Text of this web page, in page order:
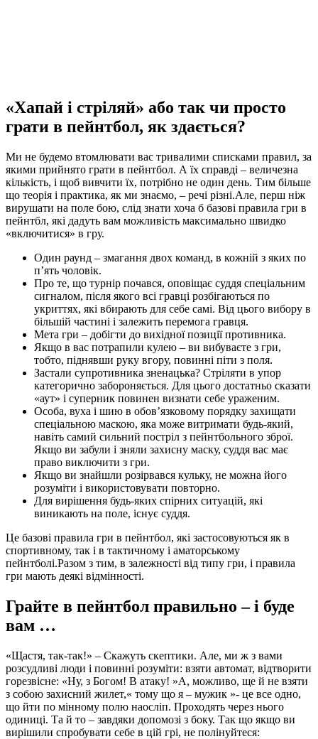
«Хапай і стріляй» або так чи просто
грати в пейнтбол, як здається?
Ми не будемо втомлювати вас тривалими списками правил, за
якими прийнято грати в пейнтбол. А їх справді – величезна
кількість, і щоб вивчити їх, потрібно не один день. Тим більше
що теорія і практика, як ми знаємо, – речі різні.Але, перш ніж
вирушати на поле бою, слід знати хоча б базові правила гри в
пейнтбл, які дадуть вам можливість максимально швидко
«включитися» в гру.
Один раунд – змагання двох команд, в кожній з яких по
п’ять чоловік.
Про те, що турнір почався, оповіщає суддя спеціальним
сигналом, після якого всі гравці розбігаються по
укриттях, які вбирають для себе самі. Від цього вибору в
більшій частині і залежить перемога гравця.
Мета гри – добігти до вихідної позиції противника.
Якщо в вас потрапили кулею – ви вибуваєте з гри,
тобто, піднявши руку вгору, повинні піти з поля.
Застали супротивника зненацька? Стріляти в упор
категорично забороняється. Для цього достатньо сказати
«аут» і суперник повинен визнати себе ураженим.
Особа, вуха і шию в обов’язковому порядку захищати
спеціальною маскою, яка може витримати будь-який,
навіть самий сильний постріл з пейнтбольного зброї.
Якщо ви забули і зняли захисну маску, суддя вас має
право виключити з гри.
Якщо ви знайшли розірвався кульку, не можна його
розуміти і використовувати повторно.
Для вирішення будь-яких спірних ситуацій, які
виникають на поле, існує суддя.
Це базові правила гри в пейнтбол, які застосовуються як в
спортивному, так і в тактичному і аматорському
пейнтболі.Разом з тим, в залежності від типу гри, і правила
гри мають деякі відмінності.
Грайте в пейнтбол правильно – і буде
вам …
«Щастя, так-так!» – Скажуть скептики. Але, ми ж з вами
розсудливі люди і повинні розуміти: взяти автомат, відтворити
горезвісне: «Ну, з Богом! В атаку! »А, можливо, ще й не взяти
з собою захисний жилет,« тому що я – мужик »- це все одно,
що йти по мінному полю наосліп. Проходять через нього
одиниці. Та й то – завдяки допомозі з боку. Так що якщо ви
вирішили спробувати себе в цій грі, не полінуйтеся: